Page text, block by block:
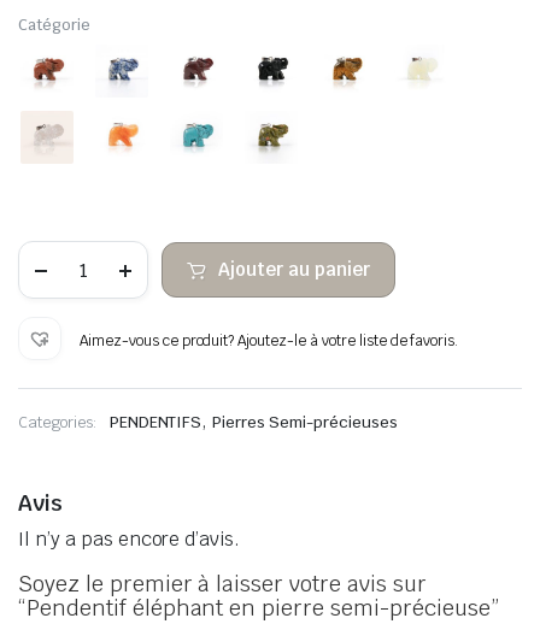
Catégorie
Pendentif
précieuse
Ajouter au panier
Aimez-vous ce produit? Ajoutez-le à votre liste de favoris.
Categories: PENDENTIFS,Pierres Semi-précieuses
Avis
Il n’y a pas encore d’avis.
Soyez le premier à laisser votre avis sur
“Pendentif éléphant en pierre semi-précieuse”